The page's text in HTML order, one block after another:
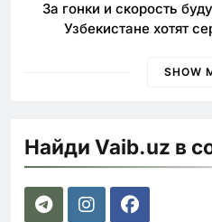
За гонки и скорость
Узбекистане хотят
SHOW
Найди Vaib.uz в